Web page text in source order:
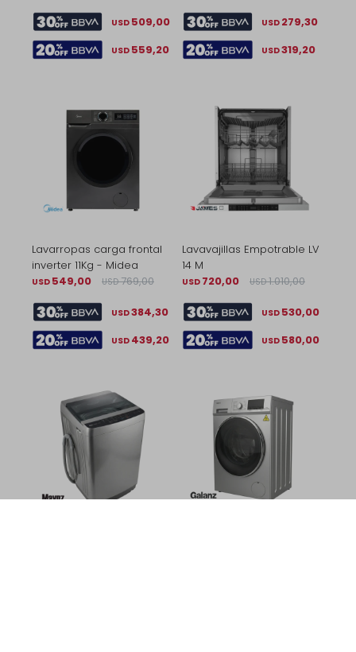
USD 509,00
USD 559,20
USD 279,30
USD319,20
Lavarropas carga frontal
inverter 11Kg - Midea
USD 549,00 USD 769,00
USD384,30
USD 439,20
Lavavajillas Empotrable LV
14 M
USD 720,00 USD 1.010,00
USD 530,00
USD 580,00